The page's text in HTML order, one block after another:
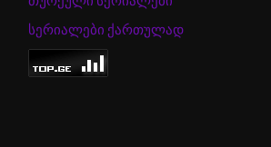
სერიალები ქართულად